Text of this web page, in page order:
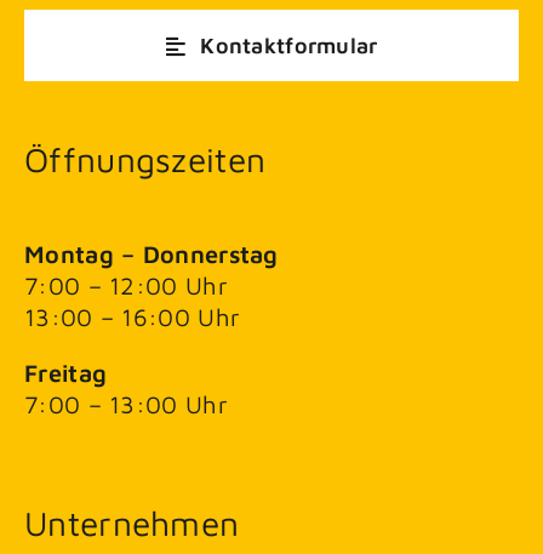
Kontaktformular
Öffnungszeiten
Montag – Donnerstag
7:00 – 12:00 Uhr
13:00 – 16:00 Uhr
Freitag
7:00 – 13:00 Uhr
Unternehmen